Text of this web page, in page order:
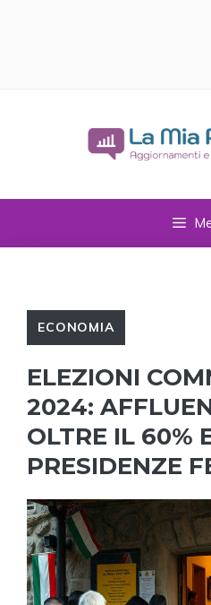
ECONOMIA
ELEZIONI
2024:
OLTRE IL 60%
PRESIDENZE